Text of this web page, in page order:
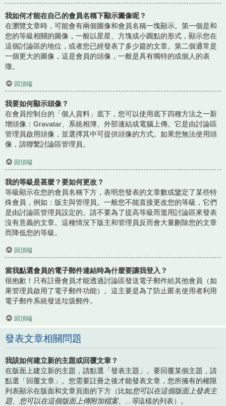
我如何才能在自己的會員名稱下顯示圖像呢？
在瀏覽文章時，可能會有兩個圖像和會員名稱一塊顯示。第一個是和
您的等級相關的圖像，一般以星星、方塊或小圓點的形式，顯示您在
這個討論區的地位，或者您已經發表了多少篇的文章。第二個通常是
一個更大的圖像，這是會員的頭像，一般是具有獨特的或個人的表
徵。
回頂端
我要如何顯示頭像？
在會員控制台的「個人資料」底下，您可以使用底下四種方法之一新
增頭像：Gravatar、系統相簿、外部連結或電腦上傳。它是由討論區
管理員啟用頭像，並選擇其中可提供頭像的方式。如果您無法使用頭
像，請聯繫討論區管理員。
回頂端
我的等級是甚麼？要如何更改？
等級顯示在您的會員名稱下方，表明您發表的文章數或鑒定了某些特
殊會員，例如：版主與管理員。一般您不能直接更改您的等級，它們
是由討論區管理員設定的。請不要為了提高等級而濫用討論區來發表
沒有意義的文章。這種情況下版主和管理員反而會大量刪除您的文章
而降低您的等級。
回頂端
當我點選會員的電子郵件連結時為什麼要讓我登入？
很抱歉！只有註冊會員才能透過討論區發送電子郵件給其他會員（如
果管理員啟用了電子郵件功能）。這主要是為了防止匿名使用者利用
電子郵件系統發送垃圾郵件。
回頂端
發表文章相關問題
我該如何建立新的主題或回覆文章？
在版面上建立新的主題，請點選「發表主題」。要回覆某個主題，請
點選「回覆文章」。您需要註冊之後才能發表文章，您所擁有的權限
列表顯示在版面和文章頁面的下方（比如您可以在這個版面上發表主
題、您可以在這個版面上傳附加檔案、...等這樣的列表）。